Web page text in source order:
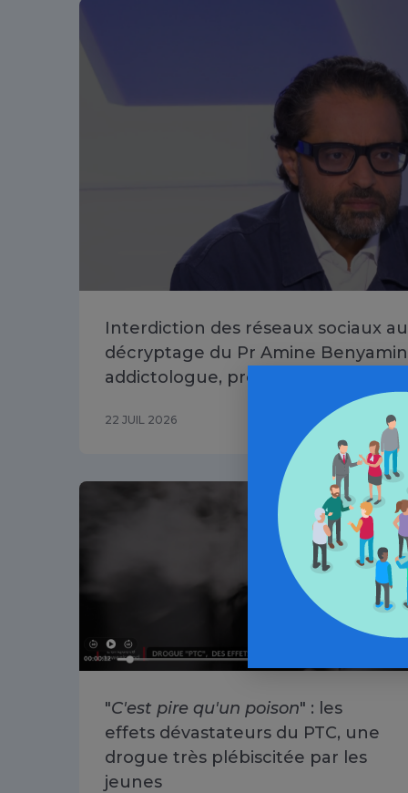
Interdiction des réseaux sociaux
décryptage du Pr Amine
addictologue, président
22 JUIL 2026
Cannabis / Article
"C'est pire qu'un poison" : les
effets dévastateurs du PTC, une
drogue très plébiscitée par les
jeunes